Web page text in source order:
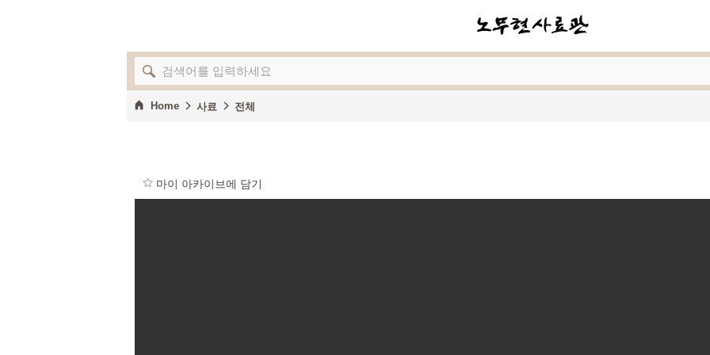
Home 사료 전체
마이 아카이브에 담기